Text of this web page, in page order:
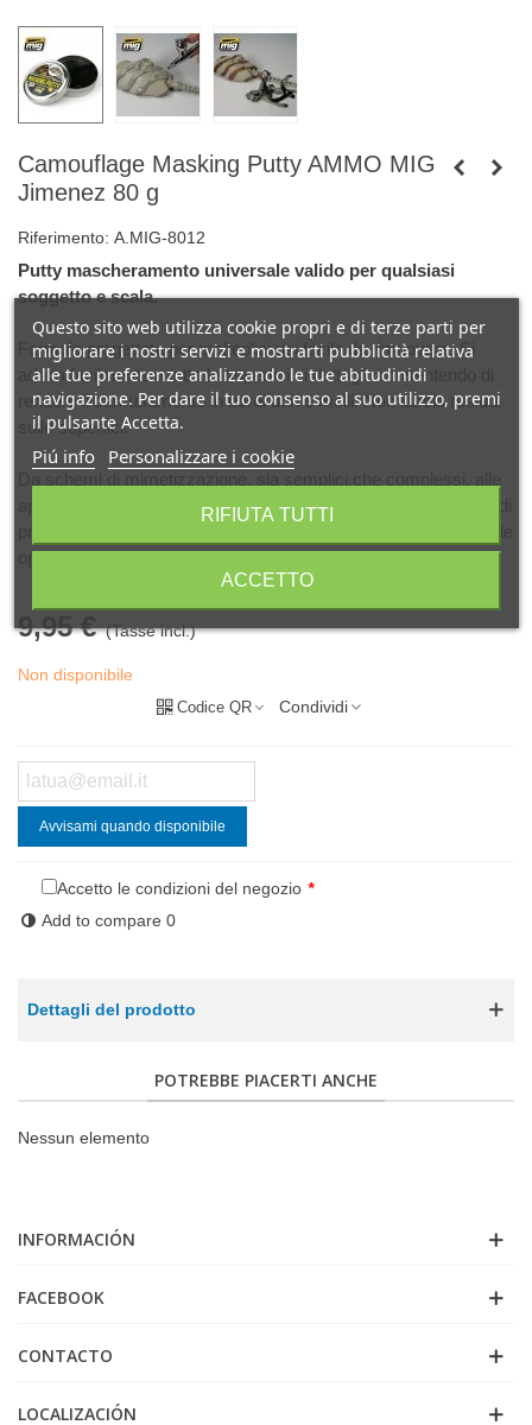
Camouflage Masking Putty AMMO MIG
Jimenez 80 g
Riferimento: A.MIG-8012
Putty mascheramento universale valido per qualsiasi
soggetto e scala.
Formula progettata per molteplici usi facile da rimuovere. Si
adatta facilmente a tutte le superfici ei dettagli, consentendo di
rendere il camuffamento in bordi duri e molli. Non lascia residui
sulle superfici.
applicazioni pratiche, come mascheratura di tendalini e tracce di
opzioni di mascheramento.
9,95 € (Tasse incl.)
Non disponibile
Codice QR Condividi
Avvisami quando disponibile
Accetto le condizioni del negozio *
Add to compare 0
Dettagli del prodotto
POTREBBE PIACERTI ANCHE
Nessun elemento
INFORMACIÓN
FACEBOOK
CONTACTO
LOCALIZACIÓN
Questo sito web utilizza cookie propri e di terze parti per
migliorare i nostri servizi e mostrarti pubblicità relativa
alle tue preferenze analizzando le tue abitudinidi
navigazione. Per dare il tuo consenso al suo utilizzo, premi
il pulsante Accetta.
Piú info Personalizzare i cookie
RIFIUTA TUTTI
ACCETTO